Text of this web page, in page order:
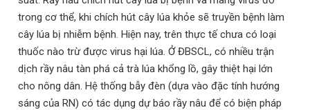
trong cơ thể, khi chích hút cây lúa khỏe sẽ truyền bệnh làm
cây lúa bị nhiễm bệnh. Hiện nay, trên thực tế chưa có loại
thuốc nào trừ được virus hại lúa. Ở ĐBSCL, có nhiều trận
dịch rầy nâu tàn phá cả trà lúa khổng lồ, gây thiệt hại lớn
cho nông dân. Hệ thống bẫy đèn (dựa vào đặc tính hướng
sáng của RN) có tác dụng dự báo rầy nâu để có biện pháp